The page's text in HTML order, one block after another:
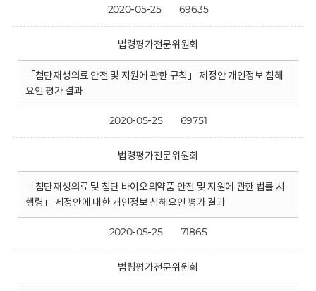
2020-05-25 69635
법령평가전문위원회
「첨단재생의료 안전 및 지원에 관한 규칙」 제정안 개인정보 침해
요인 평가 결과
2020-05-25 69751
법령평가전문위원회
「첨단재생의료 및 첨단 바이오의약품 안전 및 지원에 관한 법률 시
행령」 제정안에 대한 개인정보 침해요인 평가 결과
2020-05-25 71865
법령평가전문위원회